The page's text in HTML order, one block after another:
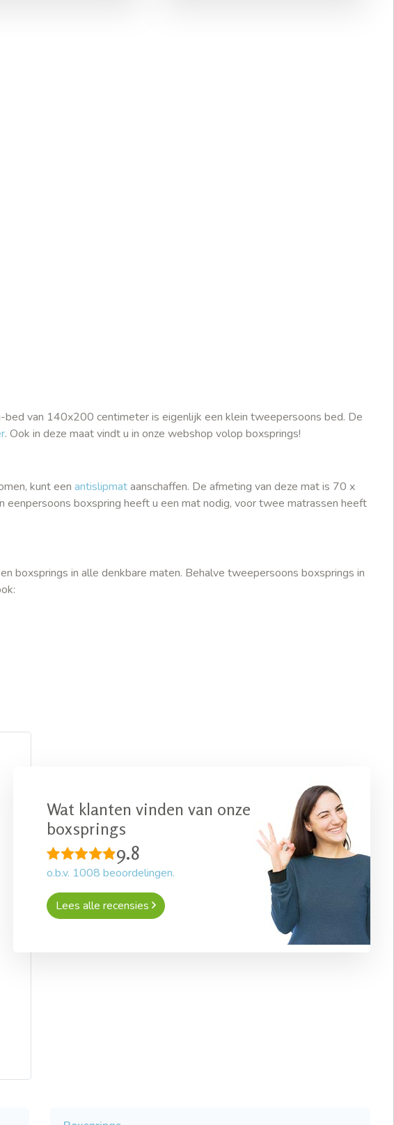
van 140x200 centimeter is eigenlijk een klein tweepersoons bed. De
. Ook in deze maat vindt u in onze webshop volop boxsprings!
kunt een antislipmataanschaffen. De afmeting van deze mat is 70 x
boxspring heeft u een mat nodig, voor twee matrassen heeft
boxsprings in alle denkbare maten. Behalve tweepersoons boxsprings in
Wat klanten vinden van onze
boxsprings
9.8
o.b.v. 1008 beoordelingen.
Lees alle recensies